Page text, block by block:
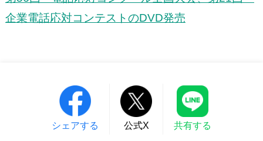
企業電話応対コンテストのDVD発売
シェアする 公式X 共有する